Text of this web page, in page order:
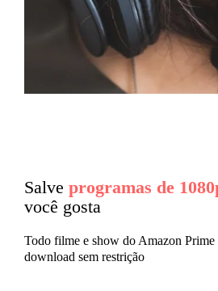
Salve programas de
você gosta
Todo filme e show do Amazon
download sem restrição